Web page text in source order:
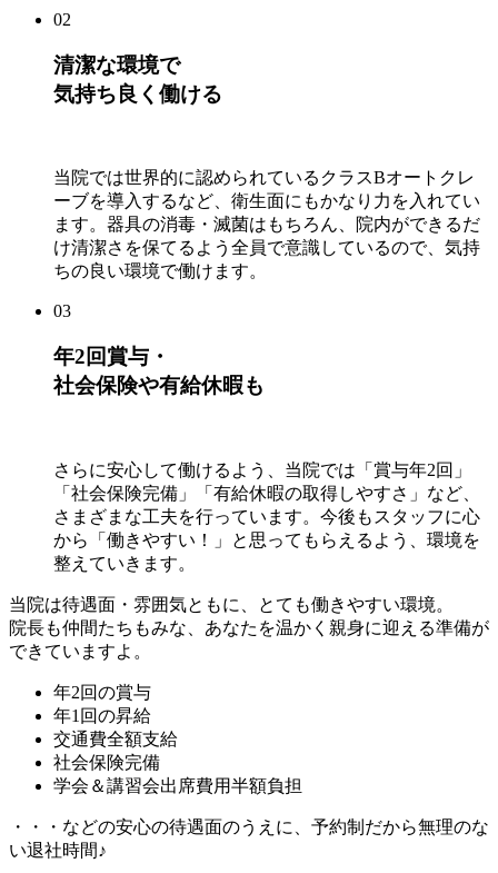
02
清潔な環境で
気持ち良く働ける
当院では世界的に認められているクラスBオートクレ
ーブを導入するなど、衛生面にもかなり力を入れてい
ます。器具の消毒・滅菌はもちろん、院内ができるだ
け清潔さを保てるよう全員で意識しているので、気持
ちの良い環境で働けます。
03
年2回賞与・
社会保険や有給休暇も
さらに安心して働けるよう、当院では「賞与年2回」
「社会保険完備」「有給休暇の取得しやすさ」など、
さまざまな工夫を行っています。今後もスタッフに心
から「働きやすい！」と思ってもらえるよう、環境を
整えていきます。
当院は待遇面・雰囲気ともに、とても働きやすい環境。
院長も仲間たちもみな、あなたを温かく親身に迎える準備が
できていますよ。
年2回の賞与
年1回の昇給
交通費全額支給
社会保険完備
学会＆講習会出席費用半額負担
・・・などの安心の待遇面のうえに、予約制だから無理のな
い退社時間♪